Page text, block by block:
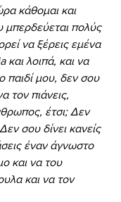
κάθομαι και
μπερδεύεται πολύς
να ξέρεις εμένα
λοιπά, και να
παιδί μου, δεν σου
τον πιάνεις,
έτσι; Δεν
σου δίνει κανείς
έναν άγνωστο
και να του
και να τον